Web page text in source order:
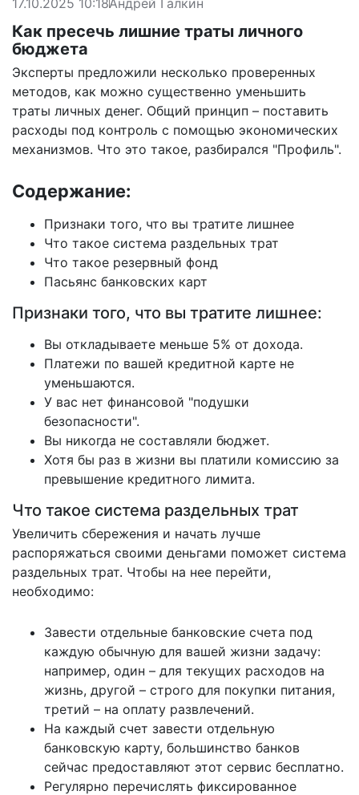
Как пресечь лишние траты личного
бюджета
Эксперты предложили несколько проверенных
методов, как можно существенно уменьшить
траты личных денег. Общий принцип – поставить
расходы под контроль с помощью экономических
механизмов. Что это такое, разбирался "Профиль".
Содержание:
Признаки того, что вы тратите лишнее
Что такое система раздельных трат
Что такое резервный фонд
Пасьянс банковских карт
Признаки того, что вы тратите лишнее:
Вы откладываете меньше 5% от дохода.
Платежи по вашей кредитной карте не
уменьшаются.
У вас нет финансовой "подушки
безопасности".
Вы никогда не составляли бюджет.
Хотя бы раз в жизни вы платили комиссию за
превышение кредитного лимита.
Что такое система раздельных трат
Увеличить сбережения и начать лучше
распоряжаться своими деньгами поможет система
раздельных трат. Чтобы на нее перейти,
необходимо:
Завести отдельные банковские счета под
каждую обычную для вашей жизни задачу:
например, один – для текущих расходов на
жизнь, другой – строго для покупки питания,
третий – на оплату развлечений.
На каждый счет завести отдельную
банковскую карту, большинство банков
сейчас предоставляют этот сервис бесплатно.
Регулярно перечислять фиксированное